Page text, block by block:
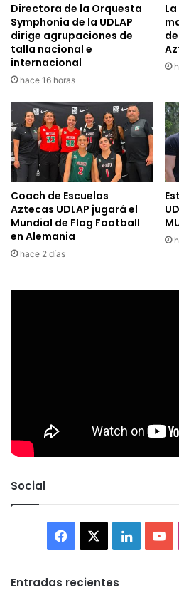
Directora de la Orquesta
Symphonia de la UDLAP
dirige agrupaciones de
talla nacional e
internacional
hace 16 horas
Coach de Escuelas
Aztecas UDLAP jugará el
Mundial de Flag Football
en Alemania
hace 2 días
Social
Facebook LinkedIn
Entradas recientes